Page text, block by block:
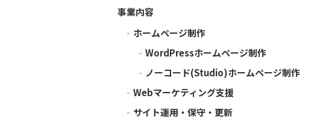
事業内容
- ホームページ制作
- WordPressホームページ制作
- ノーコード(Studio)ホームページ制作
- Webマーケティング支援
- サイト運用・保守・更新